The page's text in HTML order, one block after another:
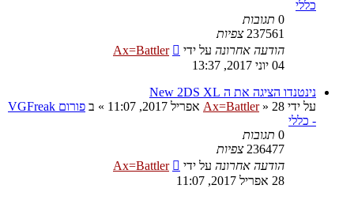
כללי
0 תגובות
237561 צפיות
הודעה אחרונה על ידי
Ax=Battler
04 יוני 2017, 13:37
נינטנדו הציגה את ה New 2DS XL
על ידי
Ax=Battler» 28 אפריל 2017, 11:07 » ב
פורום VGFreak
- כללי
0 תגובות
236477 צפיות
הודעה אחרונה על ידי
Ax=Battler
28 אפריל 2017, 11:07